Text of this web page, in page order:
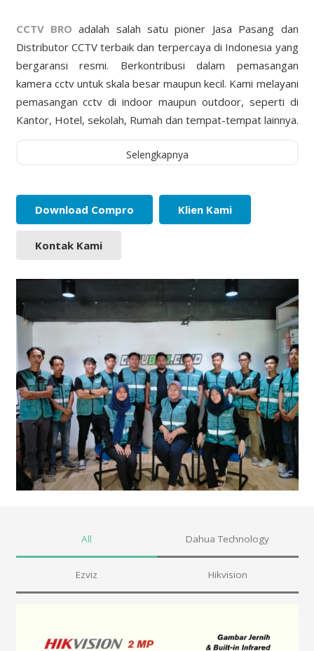
CCTV BRO adalah salah satu pioner Jasa Pasang dan
Distributor CCTV terbaik dan terpercaya di Indonesia yang
bergaransi resmi. Berkontribusi dalam pemasangan
kamera cctv untuk skala besar maupun kecil. Kami melayani
pemasangan cctv di indoor maupun outdoor, seperti di
Kantor, Hotel, sekolah, Rumah dan tempat-tempat lainnya.
Selengkapnya
Download Compro Klien Kami
Kontak Kami
All Dahua Technology
Ezviz Hikvision